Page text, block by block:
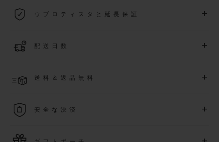
際保証が適用されます。
ウブロティスタと延長保証 +
月1 日以降に購入された時計を対象に、保証を
詳細を表示する
配送日数 +
より異なる場合がございます
送料＆返品無料 +
す
安全な決済 +